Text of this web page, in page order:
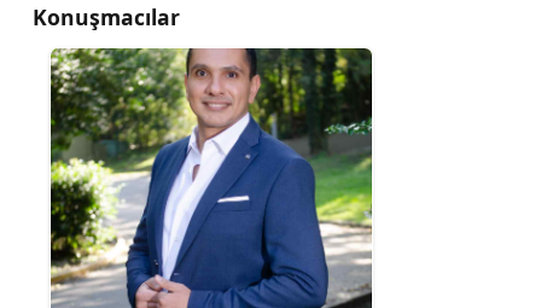
Konuşmacılar